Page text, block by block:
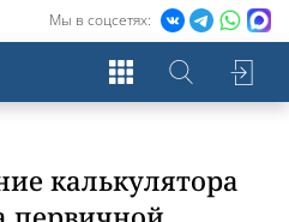
Мы в соцсетях:
калькулятора